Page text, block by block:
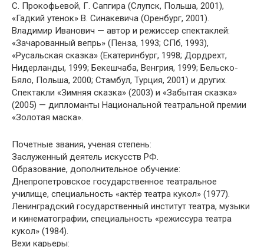
С. Прокофьевой, Г. Сапгира (Слупск, Польша, 2001),
«Гадкий утенок» В. Синакевича (Оренбург, 2001).
Владимир Иванович — автор и режиссер спектаклей:
«Зачарованный вепрь» (Пенза, 1993; СПб, 1993),
«Русальская сказка» (Екатеринбург, 1998; Дордрехт,
Нидерланды, 1999; Бекешчаба, Венгрия, 1999; Бельско-
Бяло, Польша, 2000; Стамбул, Турция, 2001) и других.
Спектакли «Зимняя сказка» (2003) и «Забытая сказка»
(2005) — дипломанты Национальной театральной премии
«Золотая маска».
Почетные звания, ученая степень:
Заслуженный деятель искусств РФ.
Образование, дополнительное обучение:
Днепропетровское государственное театральное
училище, специальность «актёр театра кукол» (1977).
Ленинградский государственный институт театра, музыки
и кинематографии, специальность «режиссура театра
кукол» (1984).
Вехи карьеры: